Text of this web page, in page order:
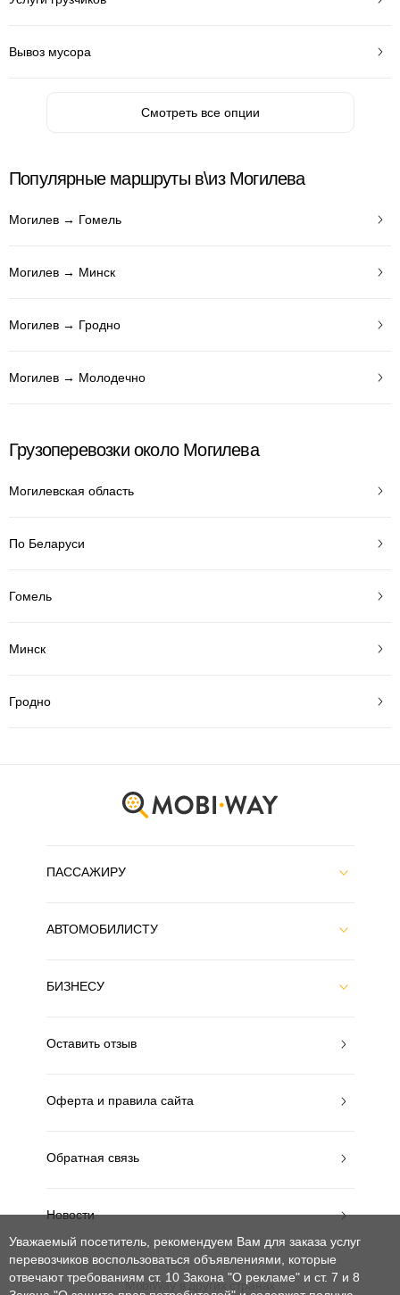
Вывоз мусора
Смотреть все опции
Популярные маршруты в\из Могилева
Могилев → Гомель
Могилев → Минск
Могилев → Гродно
Могилев → Молодечно
Грузоперевозки около Могилева
Могилевская область
По Беларуси
Гомель
Минск
Гродно
ПАССАЖИРУ
АВТОМОБИЛИСТУ
БИЗНЕСУ
Оставить отзыв
Оферта и правила сайта
Обратная связь
Новости
MobiWay в других странах
Уважаемый посетитель, рекомендуем Вам для заказа услуг
перевозчиков воспользоваться объявлениями, которые
отвечают требованиям ст. 10 Закона "О рекламе" и ст. 7 и 8